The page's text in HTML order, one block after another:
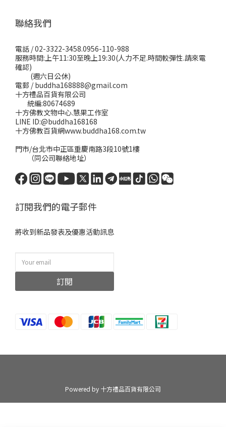
聯絡我們
電話 / 02-3322-3458.0956-110-988
服務時間:上午11:30至晚上19:30(人力不足.時間較彈性.請來電
確認)
(週六日公休)
電郵 / buddha168888@gmail.com
十方禮品百貨有限公司
統編:80674689
十方佛教文物中心.慧果工作室
LINE ID:@buddha168168
十方佛教百貨網www.buddha168.com.tw
門市/台北市中正區重慶南路3段10號1樓
（同公司聯絡地址）
訂閱我們的電子郵件
將收到新品發表及優惠活動訊息
訂閱
Powered by 十方禮品百貨有限公司